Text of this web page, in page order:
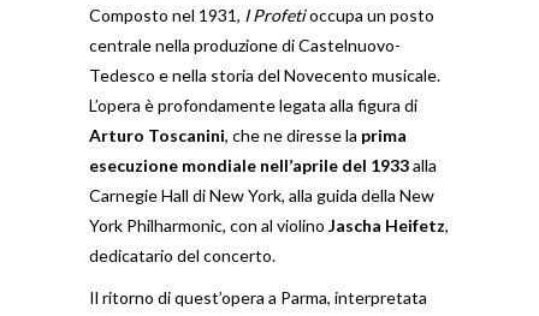
Composto nel 1931, I Profetioccupa un posto
centrale nella produzione di Castelnuovo-
Tedesco e nella storia del Novecento musicale.
L’opera è profondamente legata alla figura di
Arturo Toscanini, che ne diresse la prima
esecuzione mondiale nell’aprile del 1933alla
Carnegie Hall di New York, alla guida della New
York Philharmonic, con al violino Jascha Heifetz,
dedicatario del concerto.
Il ritorno di quest’opera a Parma, interpretata